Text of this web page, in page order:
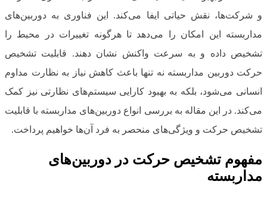
و شرکت‌ها، نقش حیاتی ایفا می‌کند. این فناوری به دوربین‌های
مداربسته این امکان را می‌دهد تا هرگونه تغییرات در محیط را
تشخیص داده و به سرعت واکنش نشان دهند. قابلیت تشخیص
حرکت دوربین مداربسته نه تنها باعث کاهش نیاز به نظارت مداوم
انسانی می‌شود، بلکه به بهبود کارایی سیستم‌های نظارتی نیز کمک
می‌کند. در این مقاله به بررسی انواع دوربین‌های مداربسته با قابلیت
تشخیص حرکت و ویژگی‌های منحصر به فرد آن‌ها خواهیم پرداخت.
مفهوم تشخیص حرکت در دوربین‌های
مداربسته